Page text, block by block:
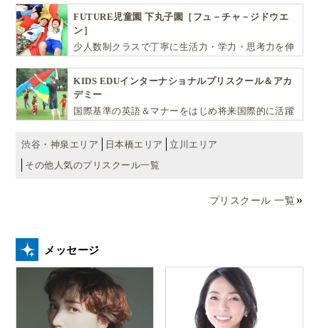
FUTURE児童園 下丸子園［フュ－チャ－ジドウエ
ン］
少人数制クラスで丁寧に生活力・学力・思考力を伸
KIDS EDUインターナショナルプリスクール＆アカ
デミー
国際基準の英語＆マナーをはじめ将来国際的に活躍
EDU（キッズ・エデュ）」は幼児から小学生まで一
貫して学べる充実のカリキュラムが魅力です
渋谷・神泉エリア 日本橋エリア
立川エリア
その他人気のプリスクール一覧
プリスクール 一覧
メッセージ